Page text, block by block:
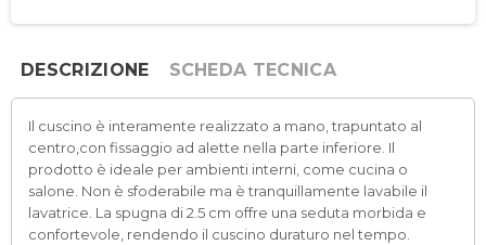
DESCRIZIONE SCHEDA TECNICA
Il cuscino è interamente realizzato a mano, trapuntato al
centro,con fissaggio ad alette nella parte inferiore. Il
prodotto è ideale per ambienti interni, come cucina o
salone. Non è sfoderabile ma è tranquillamente lavabile il
lavatrice. La spugna di 2.5 cm offre una seduta morbida e
confortevole, rendendo il cuscino duraturo nel tempo.